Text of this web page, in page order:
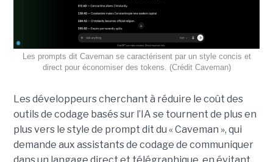
Les prompts dit Caveman se caractérisent par un style concis et
direct pour économiser des tokens. (Crédit Caveman)
Les développeurs cherchant à réduire le coût des
outils de codage basés sur l’IA se tournent de plus en
plus vers le style de prompt dit du « Caveman », qui
demande aux assistants de codage de communiquer